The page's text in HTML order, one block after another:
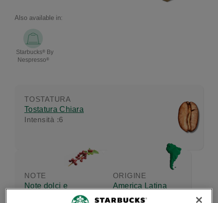
Also available in:
Starbucks® By
Nespresso®
TOSTATURA
Tostatura Chiara
Intensità :6
NOTE
Note dolci e
ORIGINE
America Latina